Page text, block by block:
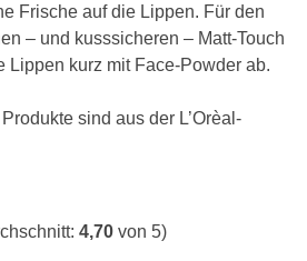
Frische auf die Lippen. Für den
– und kusssicheren – Matt-Touch
Lippen kurz mit Face-Powder ab.
sind aus der L’Orèal-
4,70 von 5)